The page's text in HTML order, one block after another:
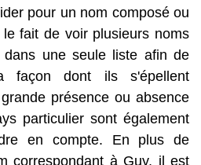
pour un nom composé ou
fait de voir plusieurs noms
dans une seule liste afin de
façon dont ils s'épellent
présence ou absence
particulier sont également
en compte. En plus de
correspondant à Guy, il est